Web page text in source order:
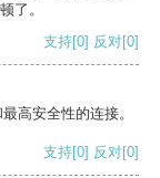
了。
支持[0] 反对[0]
高安全性的连接。
支持[0] 反对[0]